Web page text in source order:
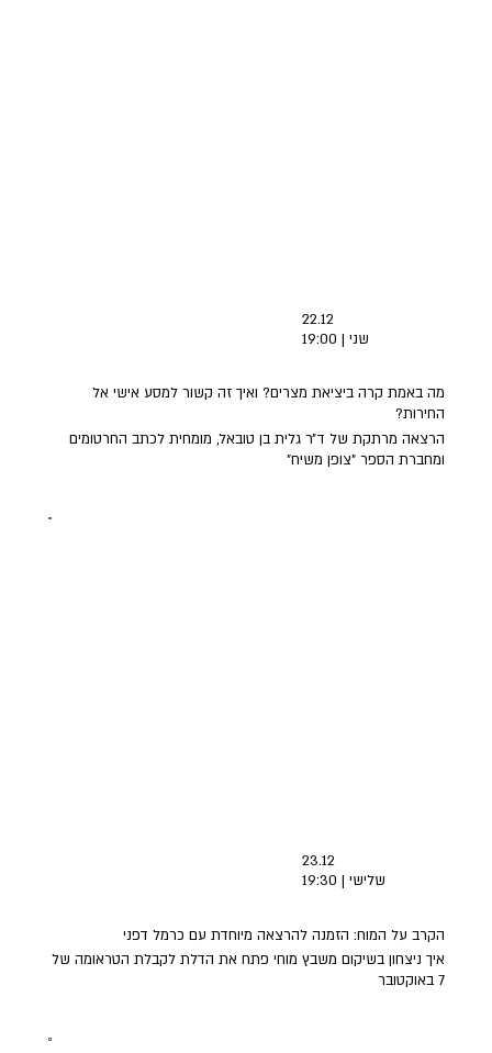
22.12
שני | 19:00
מה באמת קרה ביציאת מצרים? ואיך זה קשור למסע אישי אל
החירות?
הרצאה מרתקת של ד״ר גלית בן טובאל, מומחית לכתב החרטומים
ומחברת הספר "צופן משיח"
23.12
שלישי | 19:30
הקרב על המוח: הזמנה להרצאה מיוחדת עם כרמל דפני
איך ניצחון בשיקום משבץ מוחי פתח את הדלת לקבלת הטראומה של
7 באוקטובר